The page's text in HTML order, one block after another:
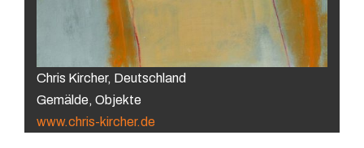
Chris Kircher, Deutschland
Gemälde, Objekte
www.chris-kircher.de